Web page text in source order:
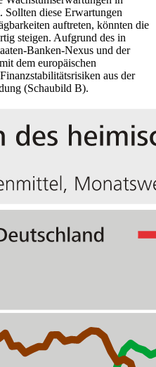
Sollten diese Erwartungen
auftreten, könnten die
steigen. Aufgrund des in
Banken-Nexus und der
dem europäischen
aus der
(Schaubild B).